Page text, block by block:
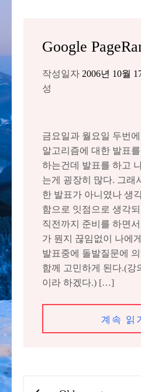
Google
작성일자 2006년 10월
성
금요일과 월요일 두번
알고리즘에 대한 발표
하는건데 발표를 하고
는게 굉장히 많다. 그래
한 발표가 아니였나 생
함으로 잇점으로 생각
직전까지 준비를 하면
가 뭔지 끊임없이 나에
발표중에 돌발질문에
함께 고민하게 된다.(강
이라 하겠다.) […]
계속 읽